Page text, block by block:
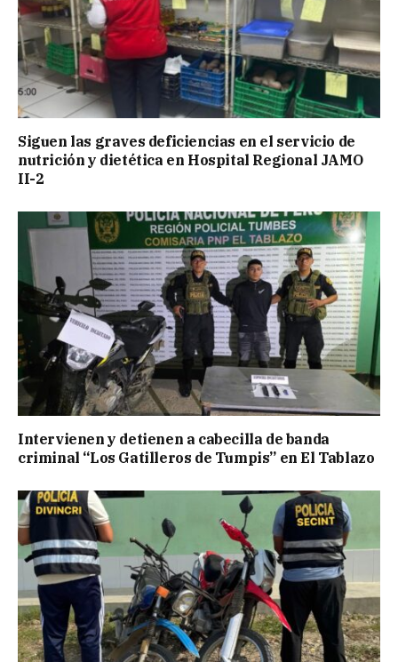
Siguen las graves deficiencias en el servicio de
nutrición y dietética en Hospital Regional JAMO
II-2
Intervienen y detienen a cabecilla de banda
criminal “Los Gatilleros de Tumpis” en El Tablazo